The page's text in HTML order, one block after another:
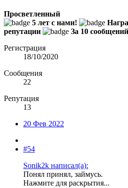
Просветленный
5 лет с нами!
репутации
За 10
Регистрация
18/10/2020
Сообщения
22
Репутация
13
20 Фев 2022
#54
Sonik2k написал(а):
Понял принял, займусь.
Нажмите для раскрытия...